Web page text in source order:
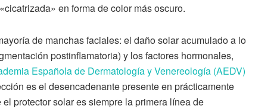
en forma de color más oscuro.
de manchas faciales: el daño solar acumulado a lo
postinflamatoria) y los factores hormonales,
Española de Dermatología y Venereología (AEDV)
es el desencadenante presente en prácticamente
protector solar es siempre la primera línea de